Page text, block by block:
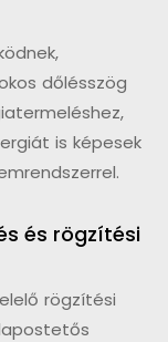
dőlésszög
is képesek
és rögzítési
rögzítési